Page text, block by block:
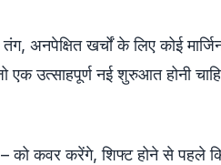
अनपेक्षित खर्चों के लिए कोई
उत्साहपूर्ण नई शुरुआत होनी
को कवर करेंगे, शिफ्ट होने से पहले